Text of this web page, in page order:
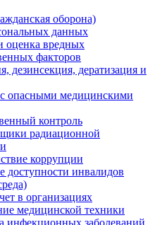
оборона)
данных
оценка вредных
факторов
дезинсекция, дератизация и
опасными медицинскими
контроль
радиационной
коррупции
доступности инвалидов
в организациях
медицинской техники
инфекционных заболеваний